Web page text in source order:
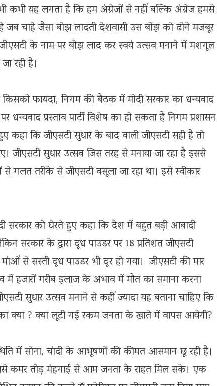
कभी यह लगता है कि हम अंग्रेजों से नहीं बल्कि अंग्रेज हमसे
चाहे जैसा बोझ लादती देशवासी उस बोझ को ढोने मजबूर
जीएसटी के नाम पर बोझ लाद कर स्वयं उत्सव मनाने में मशगूल
रही है।
फायदा, निगम की बैठक में मोदी सरकार का धन्यवाद
धन्यवाद प्रस्ताव पार्टी विशेष का हो सकता है निगम प्रशासन
कहा कि जीएसटी सुधार के बाद वाली जीएसटी सही है तो
जीएसटी सुधार उत्सव जिस तरह से मनाया जा रहा है इससे
गलत तरीके से जीएसटी वसूला जा रहा था। इसे स्वीकार
सरकार को घेरते हुए कहा कि देश में बहुत बड़ी आबादी
के द्वारा दूध पाउडर पर 18 प्रतिशत जीएसटी
से सस्ती दूध पाउडर भी दूर हो गया। जीएसटी की मार
हजारों गरीब इलाज के अभाव में मौत का समाना करना
सुधार उत्सव मनाने से कहीं ज्यादा यह बताना चाहिए कि
क्या ? क्या लूटी गई रकम जनता के खाते में वापस आयेगी?
में सोना, चांदी के आभूषणों की कीमत आसमान छू रही है।
कमर तोड़ मंहगाई से आम जनता के राहत मिल सके। एक